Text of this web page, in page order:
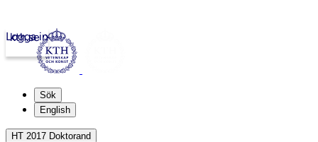
kth.se
Logga in
Sök
English
HT 2017 Doktorand